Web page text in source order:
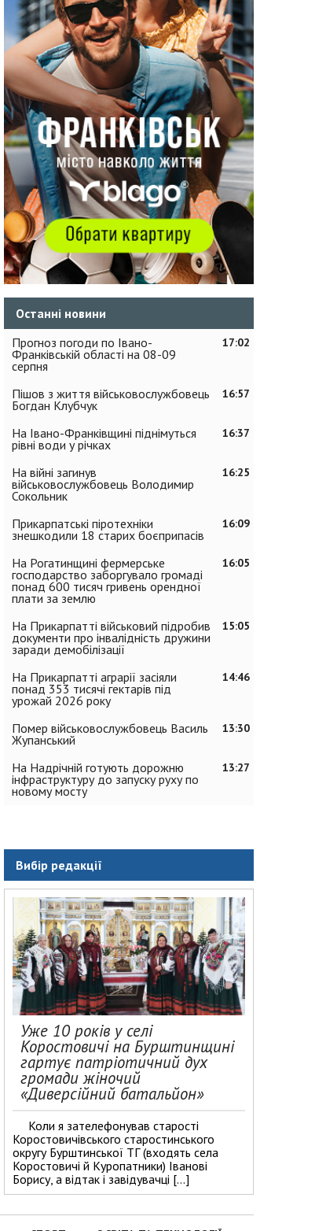
Останні новини
17:02
Прогноз погоди по Івано-
Франківській області на 08-09
серпня
16:57
Пішов з життя військовослужбовець
Богдан Клубчук
16:37
На Івано-Франківщині піднімуться
рівні води у річках
16:25
На війні загинув
військовослужбовець Володимир
Сокольник
16:09
Прикарпатські піротехніки
знешкодили 18 старих боєприпасів
16:05
На Рогатинщині фермерське
господарство заборгувало громаді
понад 600 тисяч гривень орендної
плати за землю
15:05
На Прикарпатті військовий підробив
документи про інвалідність дружини
заради демобілізації
14:46
На Прикарпатті аграрії засіяли
понад 353 тисячі гектарів під
урожай 2026 року
13:30
Помер військовослужбовець Василь
Жупанський
13:27
На Надрічній готують дорожню
інфраструктуру до запуску руху по
новому мосту
Вибір редакції
Уже 10 років у селі
Коростовичі на Бурштинщині
гартує патріотичний дух
громади жіночий
«Диверсійний батальйон»
Коли я зателефонував старості
Коростовичівського старостинського
округу Бурштинської ТГ (входять села
Коростовичі й Куропатники) Іванові
Борису, а відтак і завідувачці […]